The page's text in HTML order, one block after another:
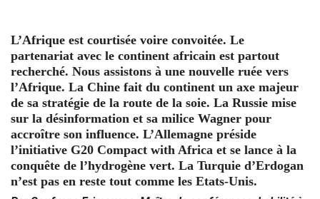
L’Afrique est courtisée voire convoitée. Le
partenariat avec le continent africain est partout
recherché. Nous assistons à une nouvelle ruée vers
l’Afrique. La Chine fait du continent un axe majeur
de sa stratégie de la route de la soie. La Russie mise
sur la désinformation et sa milice Wagner pour
accroître son influence. L’Allemagne préside
l’initiative G20 Compact with Africa et se lance à la
conquête de l’hydrogène vert. La Turquie d’Erdogan
n’est pas en reste tout comme les Etats-Unis.